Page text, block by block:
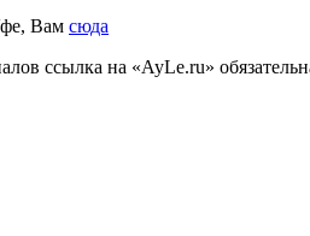
Вам сюда
ссылка на «AyLe.ru»